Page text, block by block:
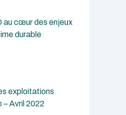
au cœur des enjeux
durable
exploitations
– Avril 2022